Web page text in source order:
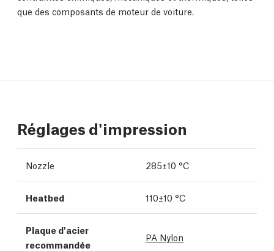
que des composants de moteur de voiture.
Réglages d'impression
Nozzle 285±10 °C
Heatbed 110±10 °C
Plaque d'acier
recommandée
PA Nylon